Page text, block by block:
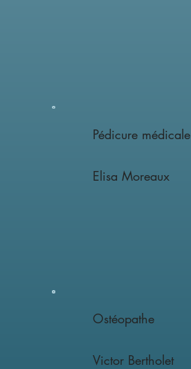
Pédicure médicale
Elisa Moreaux
Ostéopathe
Victor Bertholet